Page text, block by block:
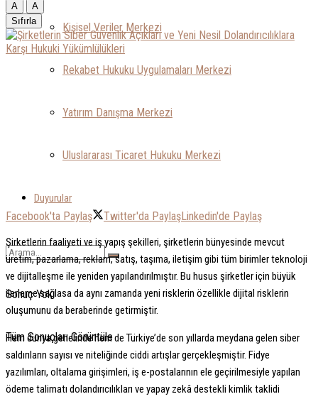
Kişisel Veriler Merkezi
Rekabet Hukuku Uygulamaları Merkezi
Yatırım Danışma Merkezi
Uluslararası Ticaret Hukuku Merkezi
Duyurular
Sonuç Yok
Tüm Sonuçları Görüntüle
A
A
Sıfırla
Facebook'ta Paylaş Twitter'da PaylaşLinkedin'de Paylaş
Şirketlerin faaliyeti ve iş yapış şekilleri, şirketlerin bünyesinde mevcut
üretim, pazarlama, reklam, satış, taşıma, iletişim gibi tüm birimler teknoloji
ve dijitalleşme ile yeniden yapılandırılmıştır. Bu husus şirketler için büyük
ilerleme sağlasa da aynı zamanda yeni risklerin özellikle dijital risklerin
oluşumunu da beraberinde getirmiştir.
Hem dünya genelinde hem de Türkiye’de son yıllarda meydana gelen siber
saldırıların sayısı ve niteliğinde ciddi artışlar gerçekleşmiştir. Fidye
yazılımları, oltalama girişimleri, iş e-postalarının ele geçirilmesiyle yapılan
ödeme talimatı dolandırıcılıkları ve yapay zekâ destekli kimlik taklidi